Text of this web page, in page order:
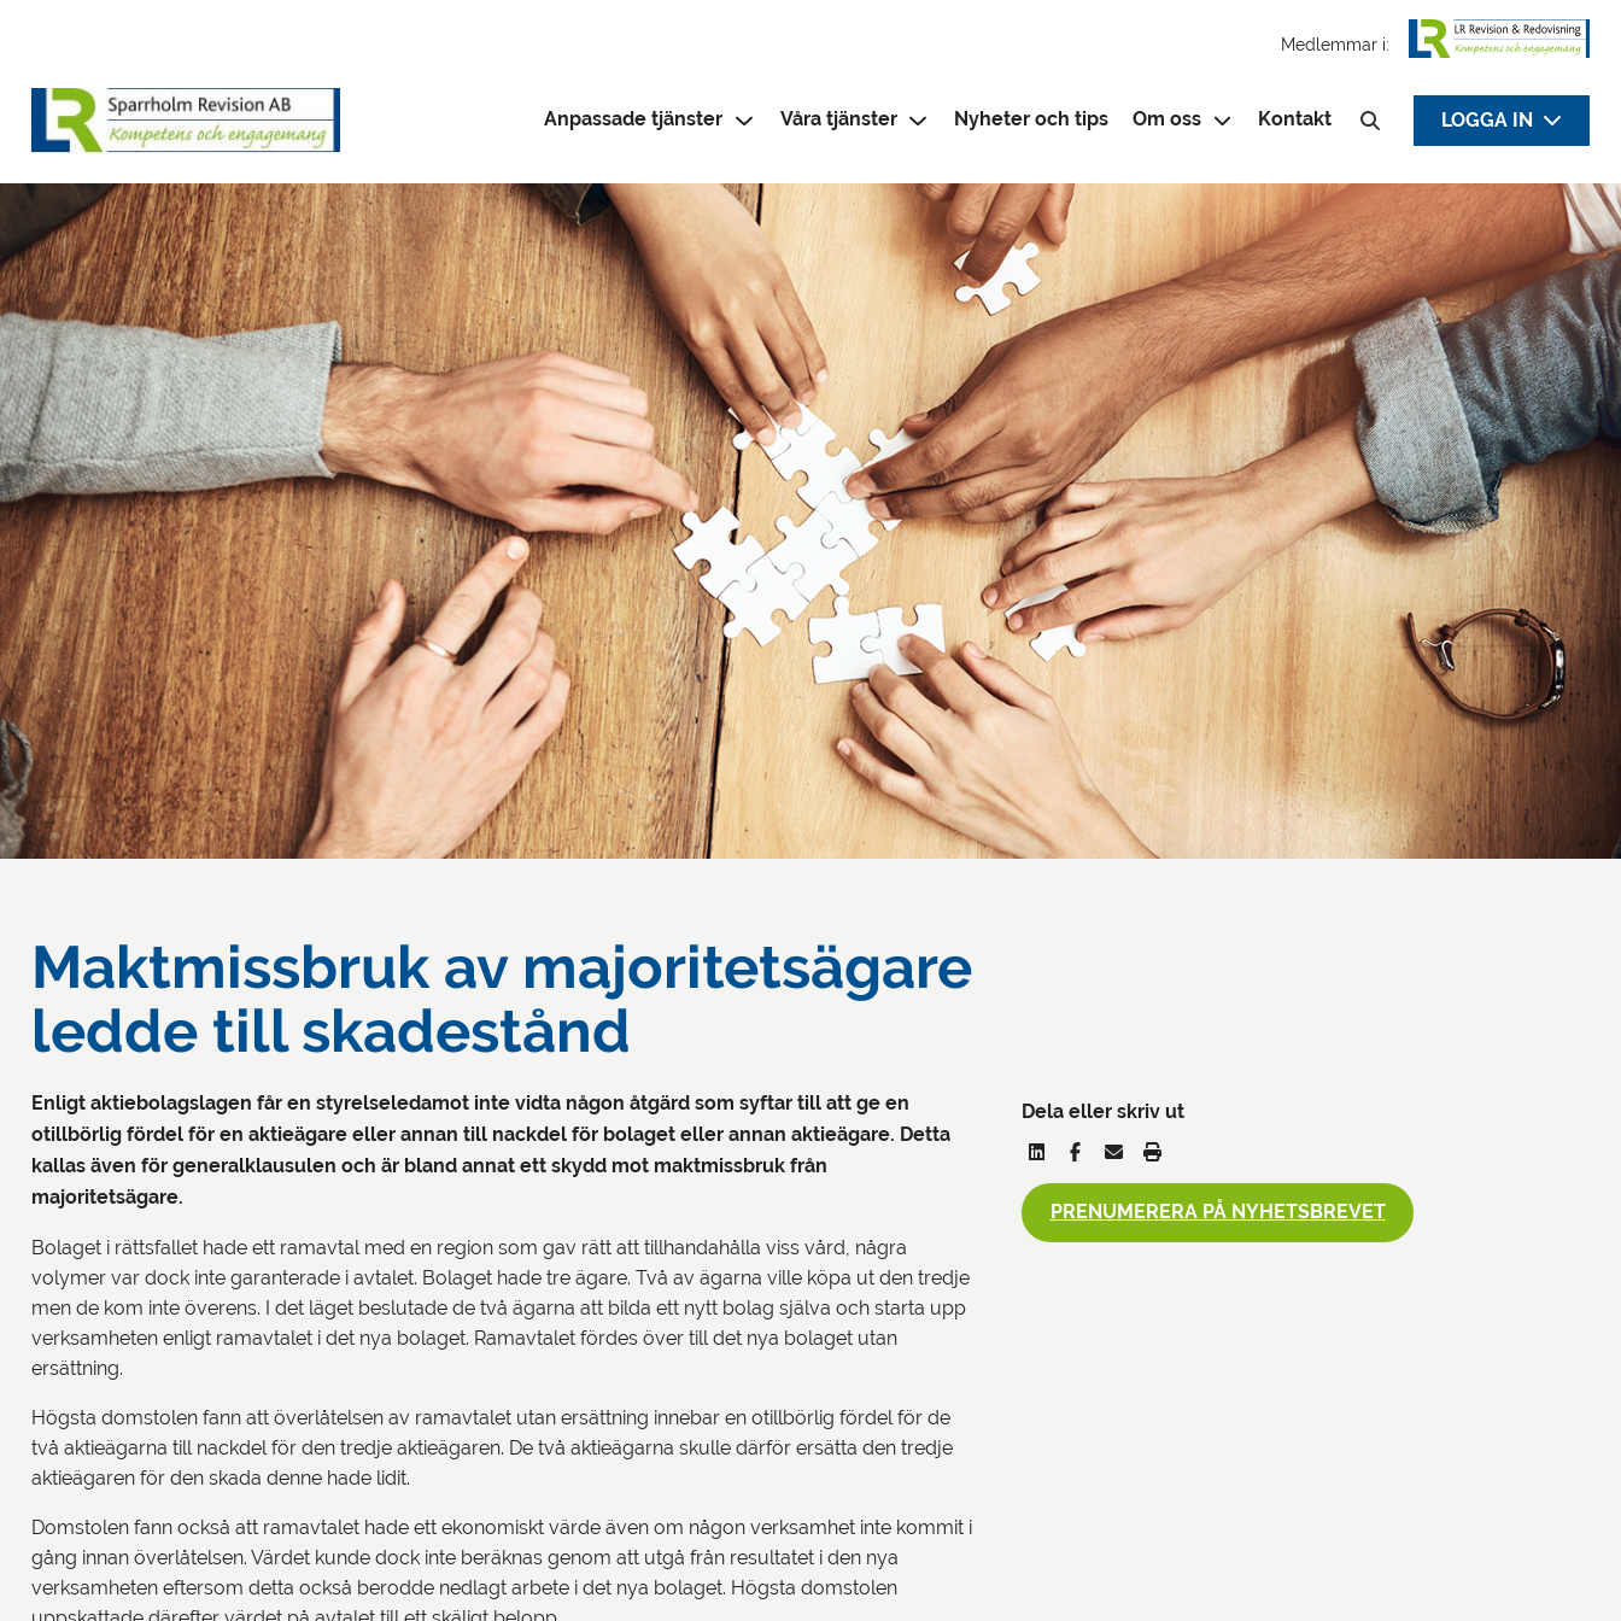
Medlemmar i:
Anpassade tjänster Våra tjänster Nyheter och tips Om oss Kontakt
Sök efter:
LOGGA IN
Maktmissbruk av majoritetsägare
ledde till skadestånd
Enligt aktiebolagslagen får en styrelseledamot inte vidta någon åtgärd som syftar till att ge en
otillbörlig fördel för en aktieägare eller annan till nackdel för bolaget eller annan aktieägare. Detta
kallas även för generalklausulen och är bland annat ett skydd mot maktmissbruk från
majoritetsägare.
Bolaget i rättsfallet hade ett ramavtal med en region som gav rätt att tillhandahålla viss vård, några
volymer var dock inte garanterade i avtalet. Bolaget hade tre ägare. Två av ägarna ville köpa ut den tredje
men de kom inte överens. I det läget beslutade de två ägarna att bilda ett nytt bolag själva och starta upp
verksamheten enligt ramavtalet i det nya bolaget. Ramavtalet fördes över till det nya bolaget utan
ersättning.
Högsta domstolen fann att överlåtelsen av ramavtalet utan ersättning innebar en otillbörlig fördel för de
två aktieägarna till nackdel för den tredje aktieägaren. De två aktieägarna skulle därför ersätta den tredje
aktieägaren för den skada denne hade lidit.
Domstolen fann också att ramavtalet hade ett ekonomiskt värde även om någon verksamhet inte kommit i
gång innan överlåtelsen. Värdet kunde dock inte beräknas genom att utgå från resultatet i den nya
verksamheten eftersom detta också berodde nedlagt arbete i det nya bolaget. Högsta domstolen
Dela eller skriv ut
PRENUMERERA PÅ NYHETSBREVET